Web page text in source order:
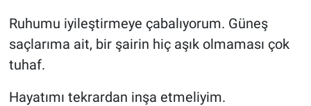
Ruhumu iyileştirmeye çabalıyorum. Güneş
saçlarıma ait, bir şairin hiç aşık olmaması çok
tuhaf.
Hayatımı tekrardan inşa etmeliyim.